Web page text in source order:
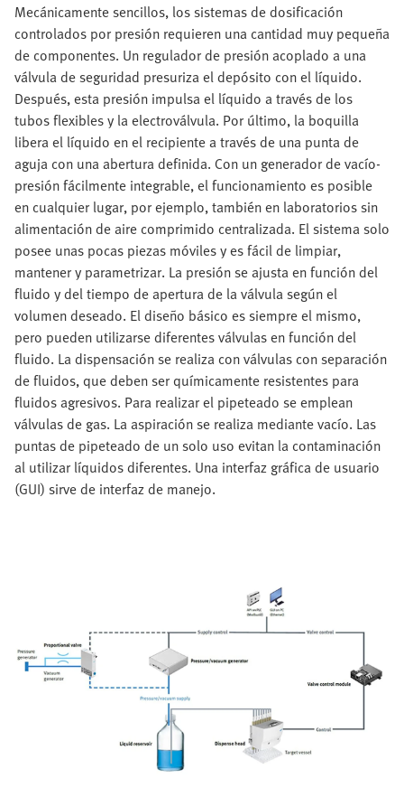
Mecánicamente sencillos, los sistemas de dosificación
controlados por presión requieren una cantidad muy pequeña
de componentes. Un regulador de presión acoplado a una
válvula de seguridad presuriza el depósito con el líquido.
Después, esta presión impulsa el líquido a través de los
tubos flexibles y la electroválvula. Por último, la boquilla
libera el líquido en el recipiente a través de una punta de
aguja con una abertura definida. Con un generador de vacío-
presión fácilmente integrable, el funcionamiento es posible
en cualquier lugar, por ejemplo, también en laboratorios sin
alimentación de aire comprimido centralizada. El sistema solo
posee unas pocas piezas móviles y es fácil de limpiar,
mantener y parametrizar. La presión se ajusta en función del
fluido y del tiempo de apertura de la válvula según el
volumen deseado. El diseño básico es siempre el mismo,
pero pueden utilizarse diferentes válvulas en función del
fluido. La dispensación se realiza con válvulas con separación
de fluidos, que deben ser químicamente resistentes para
fluidos agresivos. Para realizar el pipeteado se emplean
válvulas de gas. La aspiración se realiza mediante vacío. Las
puntas de pipeteado de un solo uso evitan la contaminación
al utilizar líquidos diferentes. Una interfaz gráfica de usuario
(GUI) sirve de interfaz de manejo.